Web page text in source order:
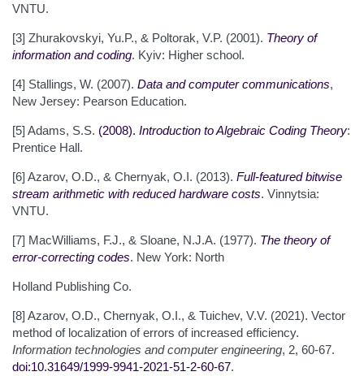
VNTU.
[3] Zhurakovskyi, Yu.P., & Poltorak, V.P. (2001). Theory of
information and coding. Kyiv: Higher school.
[4] Stallings, W. (2007). Data and computer communications,
New Jersey: Pearson Education.
[5] Adams, S.S. (2008). Introduction to Algebraic Coding Theory:
Prentice Hall.
[6] Azarov, O.D., & Chernyak, O.I. (2013). Full-featured bitwise
stream arithmetic with reduced hardware costs. Vinnytsia:
VNTU.
[7] MacWilliams, F.J., & Sloane, N.J.A. (1977). The theory of
error-correcting codes. New York: North
Holland Publishing Co.
[8] Azarov, O.D., Chernyak, O.I., & Tuichev, V.V. (2021). Vector
method of localization of errors of increased efficiency.
Information technologies and computer engineering, 2, 60-67.
doi:10.31649/1999-9941-2021-51-2-60-67.